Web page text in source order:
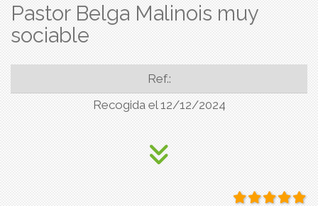
Pastor Belga Malinois muy
sociable
Ref.:
Recogida el 12/12/2024